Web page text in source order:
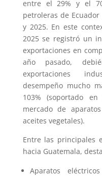
entre el 29% y el
petroleras de
y 2025. En este
2025 se registró un
exportaciones en
año pasado,
exportaciones
desempeño mucho
103% (soportado
mercado de
aceites vegetales).
Entre las principales
hacia Guatemala,
Aparatos